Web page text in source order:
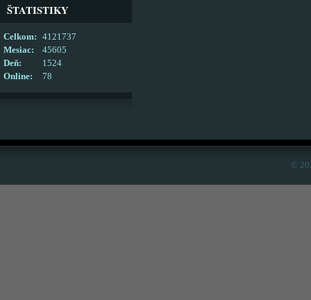
ŠTATISTIKY
Online: 78
Celkom:
4121737
Mesiac:
45605
Deň:
1524
©